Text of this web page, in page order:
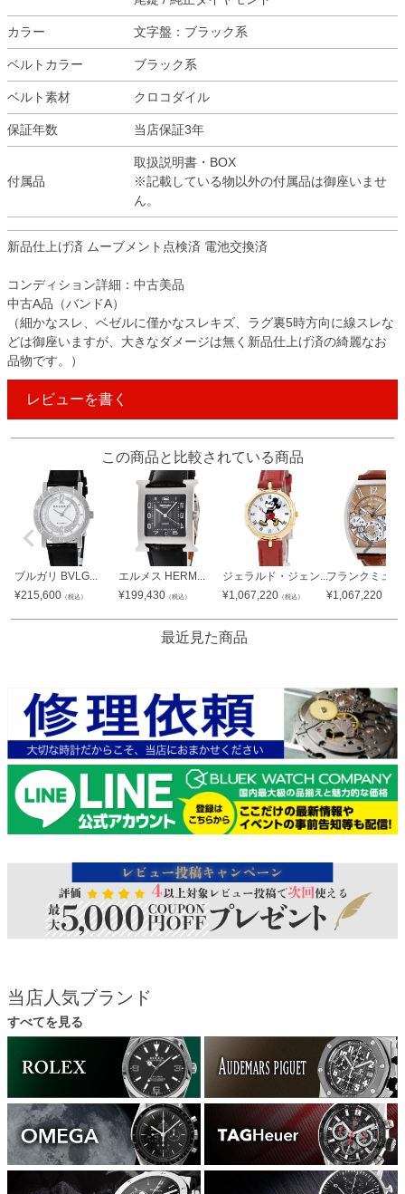
カラー 文字盤：ブラック系
ベルトカラー ブラック系
ベルト素材 クロコダイル
保証年数 当店保証3年
付属品
取扱説明書・BOX
※記載している物以外の付属品は御座いませ
ん。
新品仕上げ済 ムーブメント点検済 電池交換済
コンディション詳細：中古美品
中古A品（バンドA）
（細かなスレ、ベゼルに僅かなスレキズ、ラグ裏5時方向に線スレな
どは御座いますが、大きなダメージは無く新品仕上げ済の綺麗なお
品物です。）
レビューを書く
この商品と比較されている商品
ブルガリ BVLG...
¥215,600 （税込）
エルメス HERM...
¥199,430 （税込）
ジェラルド・ジェン...
¥1,067,220 （税込）
フランクミュラ
¥1,067,220
最近見た商品
当店人気ブランド
すべてを見る